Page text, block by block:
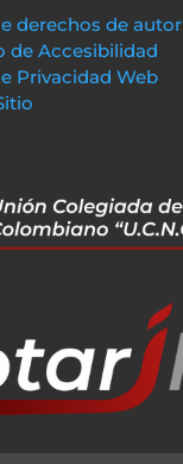
derechos de autor
de Accesibilidad
Privacidad Web